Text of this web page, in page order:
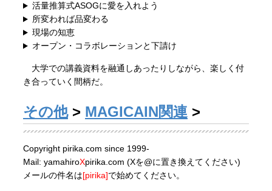
活量推算式ASOGに愛を入れよう
所変われば品変わる
現場の知恵
オープン・コラボレーションと下請け
大学での講義資料を融通しあったりしながら、楽しく付
き合っていく間柄だ。
その他> MAGICAIN関連 >
Copyright pirika.com since 1999-
Mail: yamahiroXpirika.com (Xを@に置き換えてください)
メールの件名は[pirika]で始めてください。